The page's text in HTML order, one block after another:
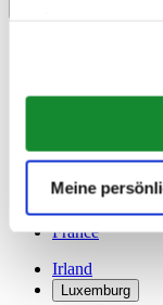
Meine
简体中
Deutschland
Finnland
France
Irland
Luxemburg